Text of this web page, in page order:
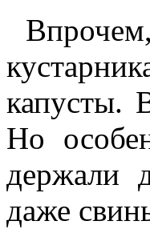
капусты.
Но
держали
даже